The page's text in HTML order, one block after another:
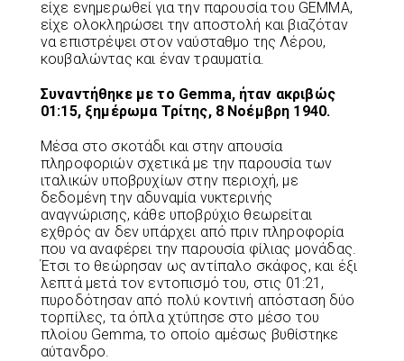
είχε ενημερωθεί για την παρουσία του GEMMA,
είχε ολοκληρώσει την αποστολή και βιαζόταν
να επιστρέψει στον ναύσταθμο της Λέρου,
κουβαλώντας και έναν τραυματία.
Συναντήθηκε με το Gemma, ήταν ακριβώς
01:15, ξημέρωμα Τρίτης, 8 Νοέμβρη 1940.
Μέσα στο σκοτάδι και στην απουσία
πληροφοριών σχετικά με την παρουσία των
ιταλικών υποβρυχίων στην περιοχή, με
δεδομένη την αδυναμία νυκτερινής
αναγνώρισης, κάθε υποβρύχιο θεωρείται
εχθρός αν δεν υπάρχει από πριν πληροφορία
που να αναφέρει την παρουσία φίλιας μονάδας.
Έτσι το θεώρησαν ως αντίπαλο σκάφος, και έξι
λεπτά μετά τον εντοπισμό του, στις 01:21,
πυροδότησαν από πολύ κοντινή απόσταση δύο
τορπίλες, τα όπλα χτύπησε στο μέσο του
πλοίου Gemma, το οποίο αμέσως βυθίστηκε
αύτανδρο.